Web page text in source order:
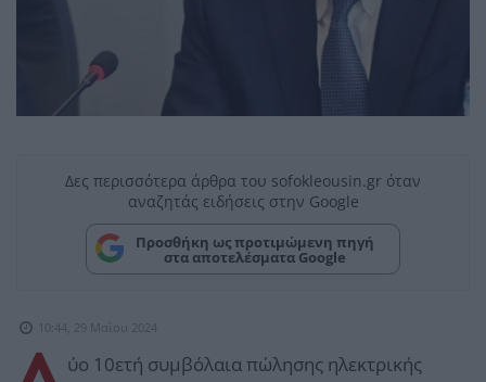
Δες περισσότερα άρθρα του sofokleousin.gr όταν
αναζητάς ειδήσεις στην Google
Προσθήκη ως προτιμώμενη πηγή
στα αποτελέσματα Google
10:44, 29 Μαΐου 2024
ύο 10ετή συμβόλαια πώλησης ηλεκτρικής